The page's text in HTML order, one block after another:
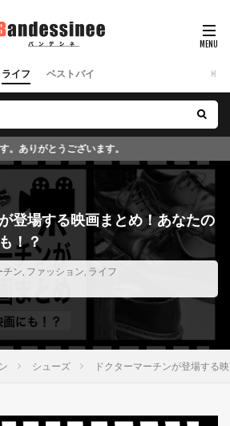
ライフ ベストバイ
登場する映画まとめ！あなたの
！？
チン, ファッション, ライフ
シューズ ドクターマーチンが登場する